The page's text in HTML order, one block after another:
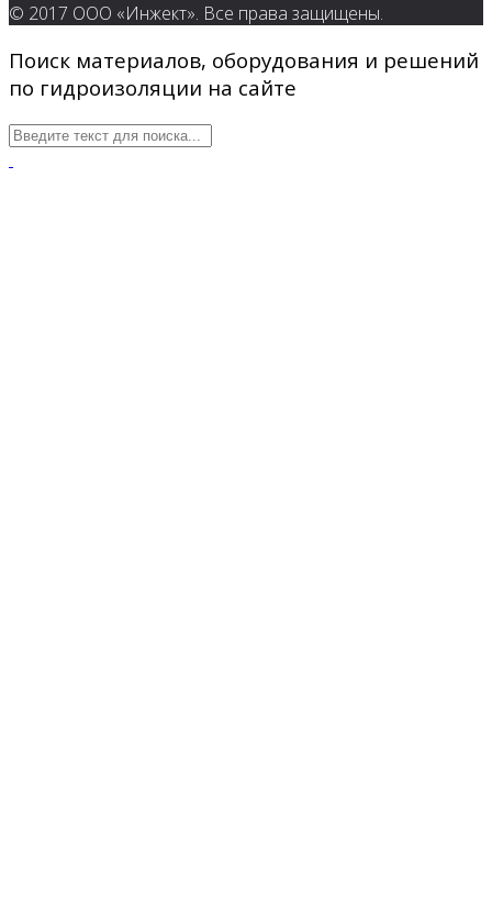
© 2017 ООО «Инжект». Все права защищены.
Поиск материалов, оборудования и решений
по гидроизоляции на сайте